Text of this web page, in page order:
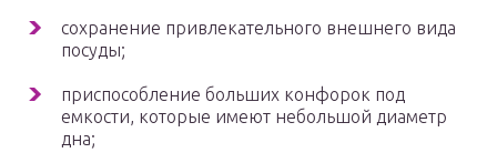
сохранение привлекательного внешнего вида
посуды;
приспособление больших конфорок под
емкости, которые имеют небольшой диаметр
дна;